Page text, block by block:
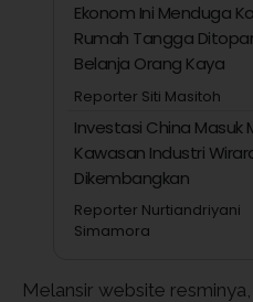
Ekonom Ini Menduga
Rumah Tangga
Belanja Orang Kaya
Reporter Siti Masitoh
Investasi China Masuk
Kawasan Industri
Dikembangkan
Reporter Nurtiandriyani
Simamora
Melansir website